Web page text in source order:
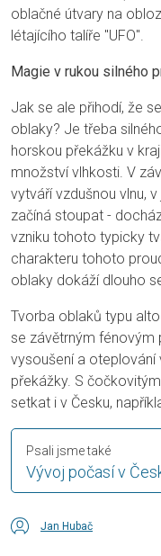
oblačné útvary na
létajícího talíře "UFO".
Magie v rukou silného
Jak se ale přihodí, že
oblaky? Je třeba
horskou překážku v
množství vlhkosti. V
vytváří vzdušnou vlnu,
začíná stoupat -
vzniku tohoto typicky
charakteru tohoto
oblaky dokáží dlouho
Tvorba oblaků typu
se závětrným fénovým
vysoušení a oteplování
překážky. S
setkat i v Česku,
Vývoj počasí v
Psali jsme také
Jan Hubač